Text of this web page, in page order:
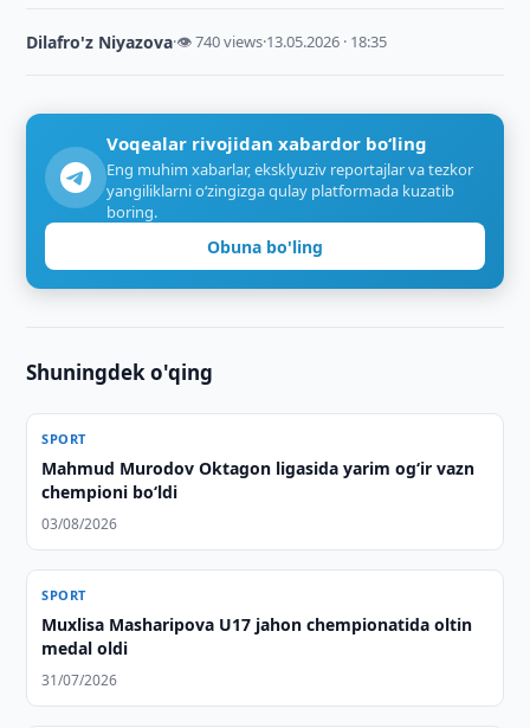
Dilafro'z Niyazova·👁 740 views·13.05.2026 · 18:35
Voqealar rivojidan xabardor bo‘ling
Eng muhim xabarlar, eksklyuziv reportajlar va tezkor
yangiliklarni o‘zingizga qulay platformada kuzatib
boring.
Obuna bo'ling
Shuningdek o'qing
SPORT
Mahmud Murodov Oktagon ligasida yarim og‘ir vazn
chempioni bo‘ldi
03/08/2026
SPORT
Muxlisa Masharipova U17 jahon chempionatida oltin
medal oldi
31/07/2026